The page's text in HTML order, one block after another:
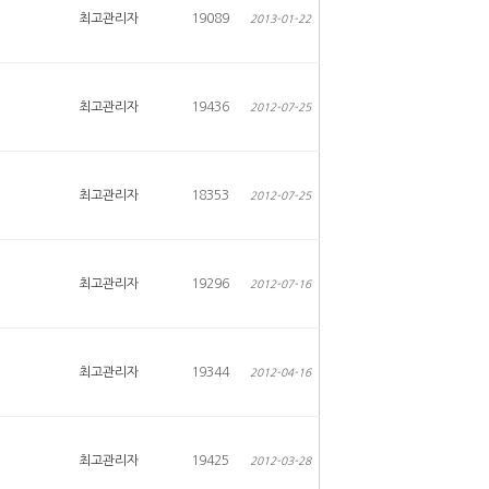
최고관리자 19089 2013-01-22
최고관리자 19436 2012-07-25
최고관리자 18353 2012-07-25
최고관리자 19296 2012-07-16
최고관리자 19344 2012-04-16
최고관리자 19425 2012-03-28